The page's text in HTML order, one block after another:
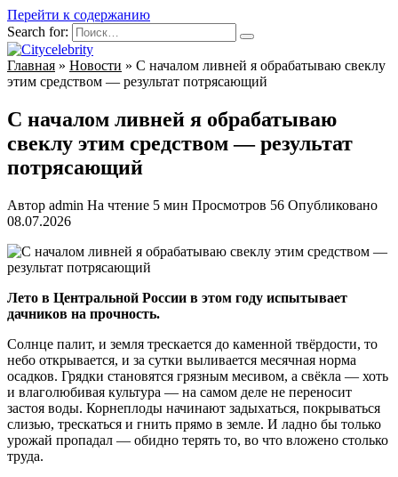
Перейти к содержанию
Search for:
Главная » Новости » С началом ливней я обрабатываю свеклу
этим средством — результат потрясающий
С началом ливней я обрабатываю
свеклу этим средством — результат
потрясающий
Автор admin На чтение 5 мин Просмотров 56 Опубликовано
08.07.2026
Лето в Центральной России в этом году испытывает
дачников на прочность.
Солнце палит, и земля трескается до каменной твёрдости, то
небо открывается, и за сутки выливается месячная норма
осадков. Грядки становятся грязным месивом, а свёкла — хоть
и влаголюбивая культура — на самом деле не переносит
застоя воды. Корнеплоды начинают задыхаться, покрываться
слизью, трескаться и гнить прямо в земле. И ладно бы только
урожай пропадал — обидно терять то, во что вложено столько
труда.